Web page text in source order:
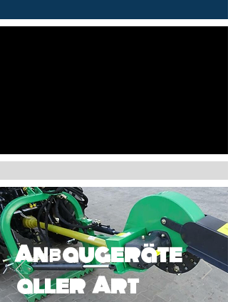
Anbaugeräte
aller Art